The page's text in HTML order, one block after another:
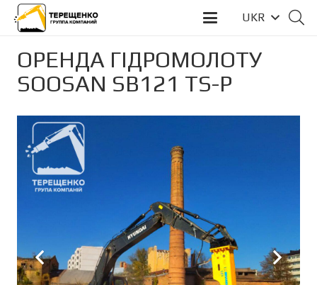
UKR
ОРЕНДА ГІДРОМОЛОТУ
SOOSAN SB121 TS-P